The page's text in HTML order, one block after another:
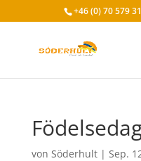
+46 (0) 70 579
von Söderhult| Sep.